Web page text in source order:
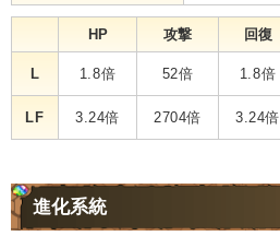
HP 攻撃 回復
L 1.8倍 52倍 1.8倍
LF 3.24倍 2704倍 3.24倍
進化系統